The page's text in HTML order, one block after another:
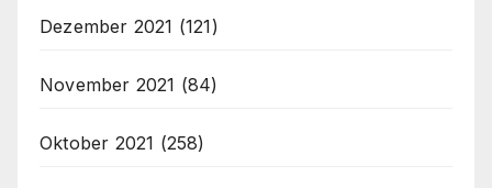
Dezember 2021 (121)
November 2021 (84)
Oktober 2021 (258)